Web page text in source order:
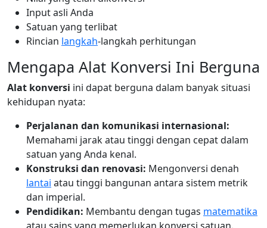
Input asli Anda
Satuan yang terlibat
Rincian langkah-langkah perhitungan
Mengapa Alat Konversi Ini Berguna
Alat konversi ini dapat berguna dalam banyak situasi
kehidupan nyata:
Perjalanan dan komunikasi internasional:
Memahami jarak atau tinggi dengan cepat dalam
satuan yang Anda kenal.
Konstruksi dan renovasi: Mengonversi denah
lantai atau tinggi bangunan antara sistem metrik
dan imperial.
Pendidikan: Membantu dengan tugas matematika